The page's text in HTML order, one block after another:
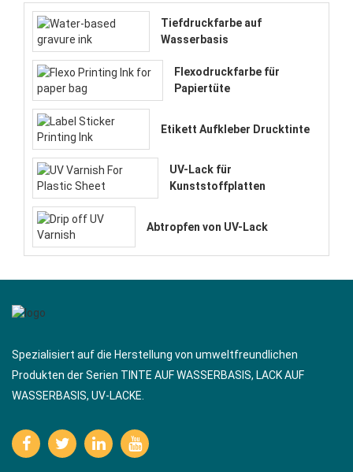
Tiefdruckfarbe auf
Wasserbasis
Flexodruckfarbe für
Papiertüte
Etikett Aufkleber Drucktinte
UV-Lack für
Kunststoffplatten
Abtropfen von UV-Lack
Spezialisiert auf die Herstellung von umweltfreundlichen
Produkten der Serien TINTE AUF WASSERBASIS, LACK AUF
WASSERBASIS, UV-LACKE.